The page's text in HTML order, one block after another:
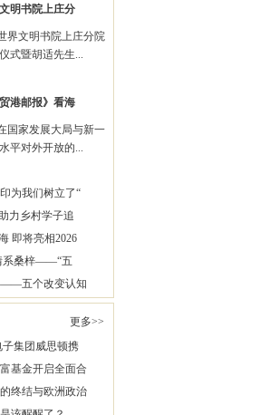
明书院上庄分
文明书院上庄分院
式暨胡适先生...
贸港邮报》看海
家发展大局与新一
平对外开放的...
为我们树立了“
力乡村学子追
即将亮相2026
系桑梓——“五
——五个改变认知
更多>>
集团威思顿携
基金开启全面合
终结与欧洲政治